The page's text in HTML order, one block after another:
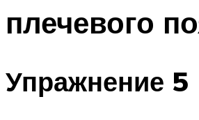
плечевого
Упражнение 5